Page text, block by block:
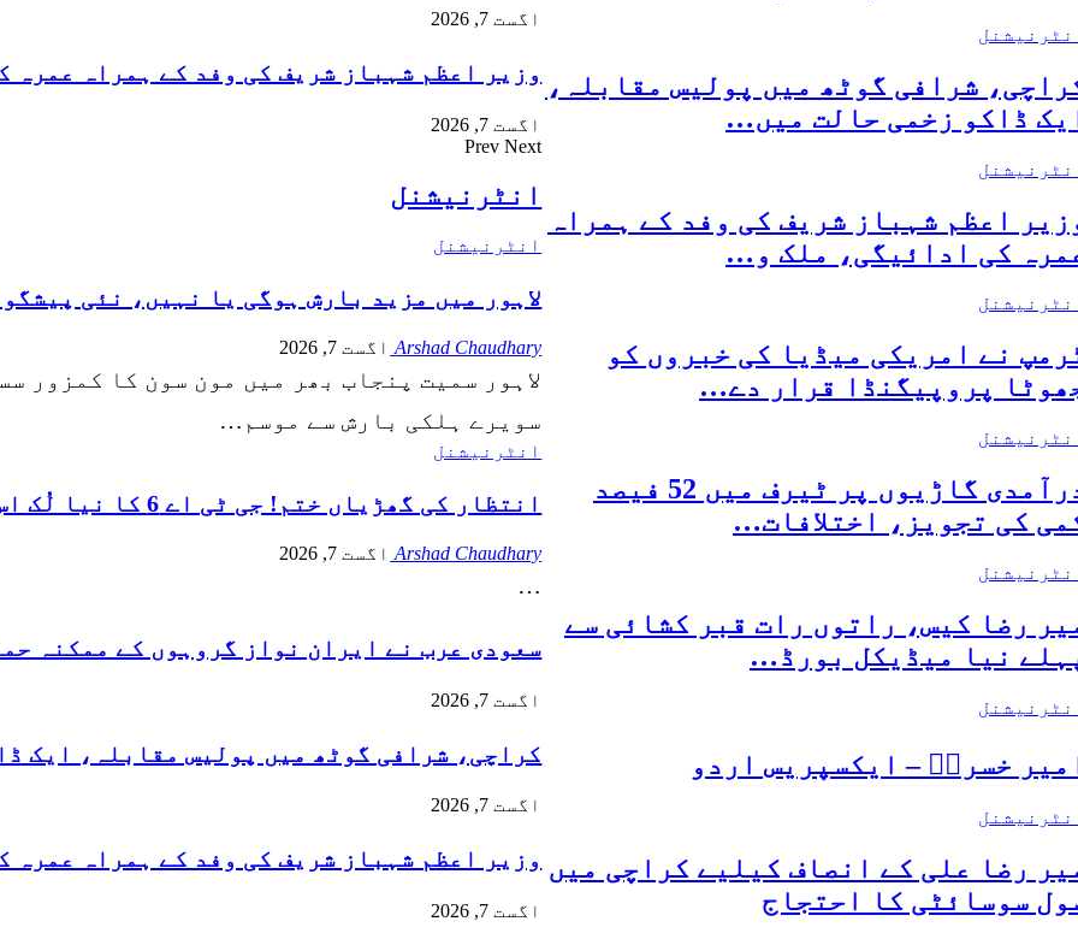
اگست 7, 2026
وزیر اعظم شہباز شریف کی وفد کے ہمراہ عمرہ
اگست 7, 2026
PrevNext
انٹرنیشنل
انٹرنیشنل
لاہور میں مزید بارش ہوگی یا نہیں، نئی
Arshad Chaudhary اگست 7, 2026
لاہور سمیت پنجاب بھر میں مون سون کا کمزور
سویرے ہلکی بارش سے موسم…
انٹرنیشنل
انتظار کی گھڑیاں ختم! جی ٹی اے 6 کا نیا لُک اس تاریخ کو نیٹ فلکس پر ریلیز ہو گا
Arshad Chaudhary اگست 7, 2026
…
سعودی عرب نے ایران نواز گروہوں کے ممکنہ
اگست 7, 2026
کراچی، شرافی گوٹھ میں پولیس مقابلہ، ایک
اگست 7, 2026
وزیر اعظم شہباز شریف کی وفد کے ہمراہ عمرہ
اگست 7, 2026
شرافی گوٹھ میں پولیس مقابلہ،
ڈاکو زخمی حالت میں…
اعظم شہباز شریف کی وفد کے ہمراہ
کی ادائیگی، ملک و…
نے امریکی میڈیا کی خبروں کو
پروپیگنڈا قرار دے…
درآمدی گاڑیوں پر ٹیرف میں 52 فیصد
کی تجویز، اختلافات…
رضا کیس، راتوں رات قبر کشائی سے
نیا میڈیکل بورڈ…
خسروؒ – ایکسپریس اردو
رضا علی کے انصاف کیلیے کراچی میں
سوسائٹی کا احتجاج